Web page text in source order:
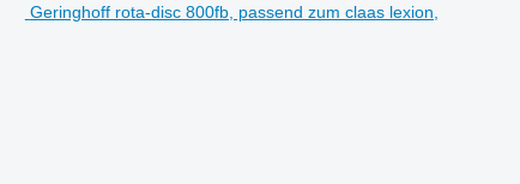
Geringhoff rota-disc 800fb, passend zum claas lexion,